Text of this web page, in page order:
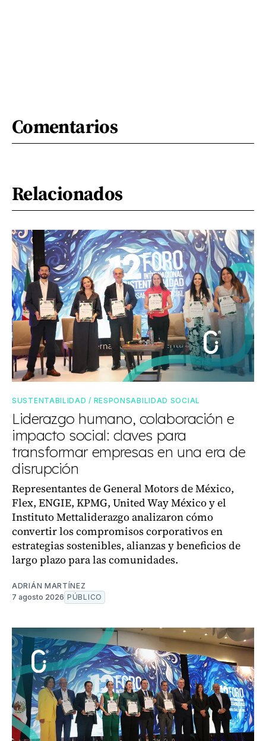
Comentarios
Relacionados
SUSTENTABILIDAD / RESPONSABILIDAD SOCIAL
Liderazgo humano, colaboración e
impacto social: claves para
transformar empresas en una era de
disrupción
Representantes de General Motors de México,
Flex, ENGIE, KPMG, United Way México y el
Instituto Mettaliderazgo analizaron cómo
convertir los compromisos corporativos en
estrategias sostenibles, alianzas y beneficios de
largo plazo para las comunidades.
ADRIÁN MARTÍNEZ
7 agosto 2026 PÚBLICO